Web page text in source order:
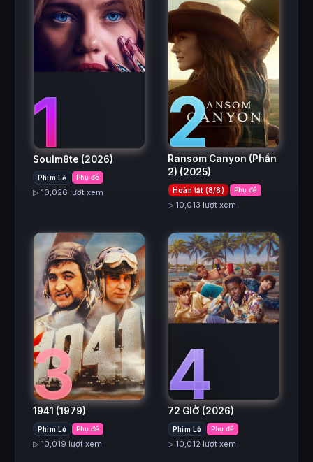
1
Soulm8te (2026)
Phim Lẻ Phụ đề
▷ 10,026 lượt xem
2
Ransom Canyon (Phần
2) (2025)
Hoàn tất (8/8) Phụ đề
▷ 10,013 lượt xem
3
1941 (1979)
Phim Lẻ Phụ đề
▷ 10,019 lượt xem
4
72 GIỜ (2026)
Phim Lẻ Phụ đề
▷ 10,012 lượt xem